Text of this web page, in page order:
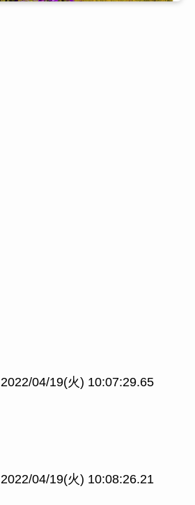
2022/04/19(火) 10:07:29.65
2022/04/19(火) 10:08:26.21